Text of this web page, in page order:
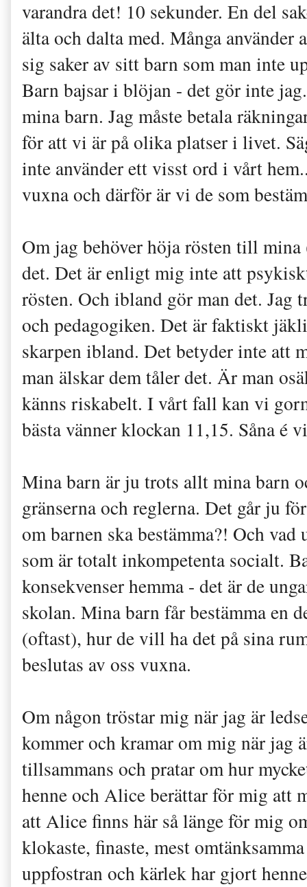
varandra det! 10 sekunder. En del
älta och dalta med. Många
sig saker av sitt barn som man inte
Barn bajsar i blöjan - det gör inte
mina barn. Jag måste betala
för att vi är på olika platser i livet.
inte använder ett visst ord i vårt
vuxna och därför är vi de som
Om jag behöver höja rösten till
det. Det är enligt mig inte att
rösten. Och ibland gör man det. Jag
och pedagogiken. Det är faktiskt
skarpen ibland. Det betyder inte att
man älskar dem tåler det. Är man
känns riskabelt. I vårt fall kan vi
bästa vänner klockan 11,15. Såna é
Mina barn är ju trots allt mina barn
gränserna och reglerna. Det går ju
om barnen ska bestämma?! Och
som är totalt inkompetenta socialt.
konsekvenser hemma - det är de
skolan. Mina barn får bestämma en
(oftast), hur de vill ha det på sina
beslutas av oss vuxna.
Om någon tröstar mig när jag är
kommer och kramar om mig när jag
tillsammans och pratar om hur
henne och Alice berättar för mig att
att Alice finns här så länge för mig
klokaste, finaste, mest
uppfostran och kärlek har gjort